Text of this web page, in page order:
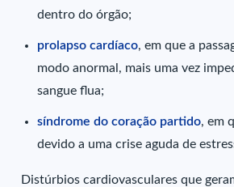
dentro do órgão;
prolapso cardíaco, em que a
modo anormal, mais uma vez
sangue flua;
síndrome do coração partido, em
devido a uma crise aguda de
Distúrbios cardiovasculares que